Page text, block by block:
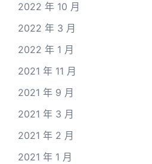
2022 年 10 月
2022 年 3 月
2022 年 1 月
2021 年 11 月
2021 年 9 月
2021 年 3 月
2021 年 2 月
2021 年 1 月